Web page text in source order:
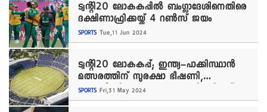
ട്വന്റി20 ലോകകപ്പിൽ ബംഗ്ലാദേശിനെതിരെ
ദക്ഷിണാഫ്രിക്കയ്ക്ക് 4 റൺസ് ജയം
SPORTS Tue,11 Jun 2024
ട്വന്റി20 ലോകകപ്പ്; ഇന്ത്യ–പാക്കിസ്ഥാൻ
മത്സരത്തിന് സുരക്ഷാ ഭീഷണി,
ന്യൂയോർക്കിലെ നാസോ കൗണ്ടി ക്രിക്കറ്റ്
സ്റ്റേ‍ഡിയത്തിൽ സുരക്ഷ വർധിപ്പിച്ചു
SPORTS Fri,31 May 2024